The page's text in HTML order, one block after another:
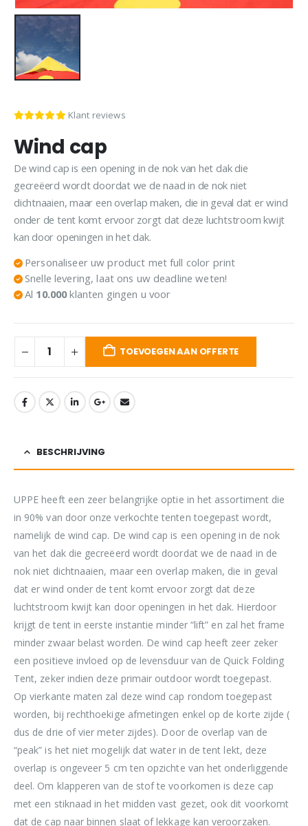
Klant reviews
Wind cap
De wind cap is een opening in de nok van het dak die
gecreëerd wordt doordat we de naad in de nok niet
dichtnaaien, maar een overlap maken, die in geval dat er wind
onder de tent komt ervoor zorgt dat deze luchtstroom kwijt
kan door openingen in het dak.
Personaliseer uw product met full color print
Snelle levering, laat ons uw deadline weten!
Al 10.000klanten gingen u voor
TOEVOEGEN AAN OFFERTE
BESCHRIJVING
UPPE heeft een zeer belangrijke optie in het assortiment die
in 90% van door onze verkochte tenten toegepast wordt,
namelijk de wind cap. De wind cap is een opening in de nok
van het dak die gecreëerd wordt doordat we de naad in de
nok niet dichtnaaien, maar een overlap maken, die in geval
dat er wind onder de tent komt ervoor zorgt dat deze
luchtstroom kwijt kan door openingen in het dak. Hierdoor
krijgt de tent in eerste instantie minder “lift” en zal het frame
minder zwaar belast worden. De wind cap heeft zeer zeker
een positieve invloed op de levensduur van de Quick Folding
Tent, zeker indien deze primair outdoor wordt toegepast.
Op vierkante maten zal deze wind cap rondom toegepast
worden, bij rechthoekige afmetingen enkel op de korte zijde (
dus de drie of vier meter zijdes). Door de overlap van de
“peak” is het niet mogelijk dat water in de tent lekt, deze
overlap is ongeveer 5 cm ten opzichte van het onderliggende
deel. Om klapperen van de stof te voorkomen is deze cap
met een stiknaad in het midden vast gezet, ook dit voorkomt
dat de cap naar binnen slaat of lekkage kan veroorzaken.